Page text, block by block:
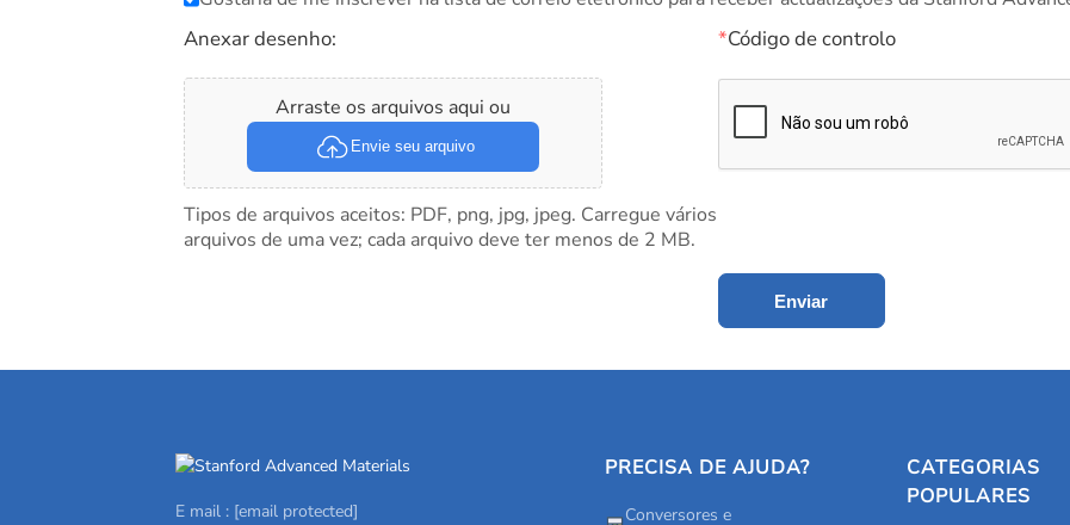
Anexar desenho:
Arraste os arquivos aqui ou
Envie seu arquivo
*Código de controlo
Tipos de arquivos aceitos: PDF, png, jpg, jpeg. Carregue vários
arquivos de uma vez; cada arquivo deve ter menos de 2 MB.
Enviar
E mail : [email protected]
PRECISA DE AJUDA?
Conversores e
CATEGORIAS
POPULARES